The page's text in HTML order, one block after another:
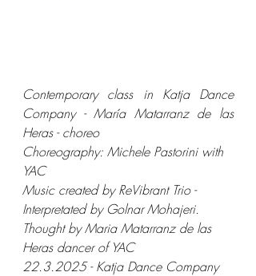
Contemporary class in Katja Dance
Company - María Matarranz de las
Heras - choreo
Choreography: Michele Pastorini with
YAC
Music created by ReVibrant Trio -
Interpretated by Golnar Mohajeri.
Thought by Maria Matarranz de las
Heras dancer of YAC
22.3.2025 - Katja Dance Company